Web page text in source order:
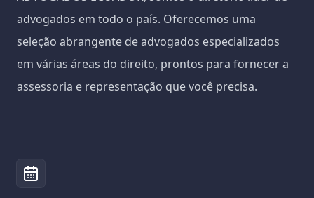
advogados em todo o país. Oferecemos uma
seleção abrangente de advogados especializados
em várias áreas do direito, prontos para fornecer a
assessoria e representação que você precisa.